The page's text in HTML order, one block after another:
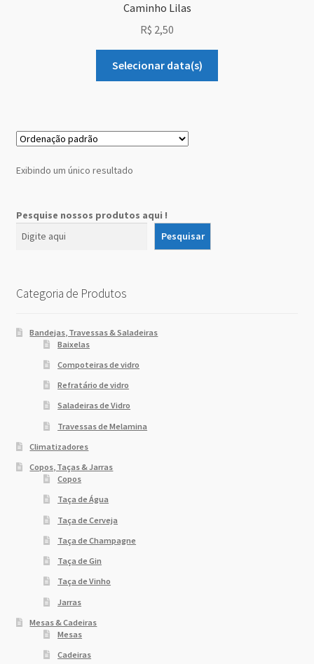
Dony Locações
Portfolio
Logo
Price table
Search box
Caminho Lilas
R$ 2,50
Selecionar data(s)
Exibindo um único resultado
Pesquise nossos produtos aqui !
Pesquisar
Categoria de Produtos
Bandejas, Travessas & Saladeiras
Baixelas
Compoteiras de vidro
Refratário de vidro
Saladeiras de Vidro
Travessas de Melamina
Climatizadores
Copos, Taças & Jarras
Copos
Taça de Água
Taça de Cerveja
Taça de Champagne
Taça de Gin
Taça de Vinho
Jarras
Mesas & Cadeiras
Mesas
Cadeiras